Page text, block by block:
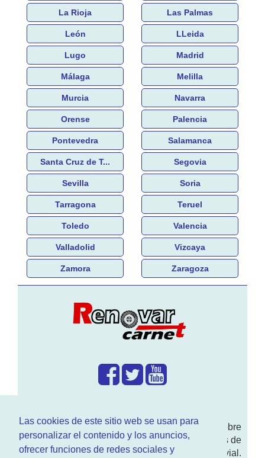
Las cookies de este sitio web se usan para
personalizar el contenido y los anuncios,
ofrecer funciones de redes sociales y
La Rioja Las Palmas
León LLeida
Lugo Madrid
Málaga Melilla
Murcia Navarra
Orense Palencia
Pontevedra Salamanca
Santa Cruz de T... Segovia
Sevilla Soria
Tarragona Teruel
Toledo Valencia
Valladolid Vizcaya
Zamora Zaragoza
Enwww.RenovarCarnet.comTe contamos sobre
larenovación del permisode conducir, noticias de
actualidad motor y sobre todo seguridad vial.